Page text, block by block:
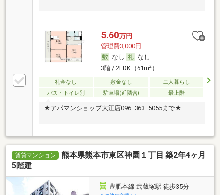
5.60万円
管理費3,000円
なし
なし
3階 / 2LDK（61m2）
礼金なし 敷金なし
二人暮らし
バス・トイレ別
駐車場(近隣含) 最上階
★アパマンショップ大江店096−363−5055まで★
賃貸マンション
熊本県熊本市東区神園１丁目 築2年4ヶ月
5階建
豊肥本線 武蔵塚駅 徒歩35分